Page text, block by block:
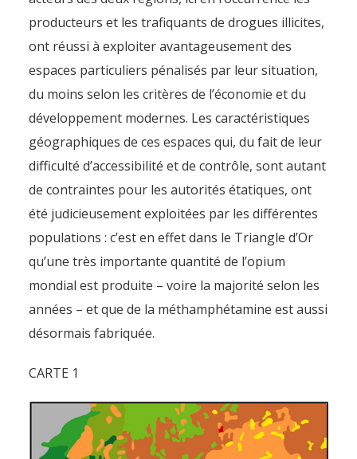
producteurs et les trafiquants de drogues illicites,
ont réussi à exploiter avantageusement des
espaces particuliers pénalisés par leur situation,
du moins selon les critères de l’économie et du
développement modernes. Les caractéristiques
géographiques de ces espaces qui, du fait de leur
difficulté d’accessibilité et de contrôle, sont autant
de contraintes pour les autorités étatiques, ont
été judicieusement exploitées par les différentes
populations : c’est en effet dans le Triangle d’Or
qu’une très importante quantité de l’opium
mondial est produite – voire la majorité selon les
années – et que de la méthamphétamine est aussi
désormais fabriquée.
CARTE 1